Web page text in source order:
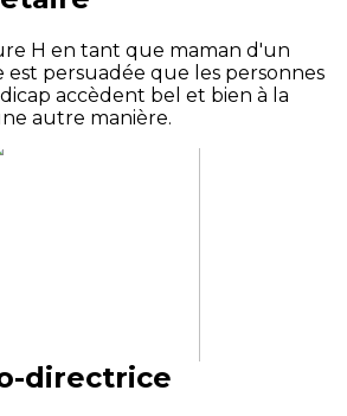
H en tant que maman d'un
est persuadée que les personnes
accèdent bel et bien à la
autre manière.
directrice